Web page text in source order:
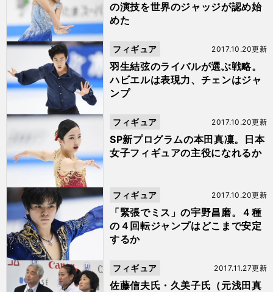
の演技を世界のジャッジが認め始
めた
羽生結弦のライバルが選ぶ戦略。
ハビエルは表現力、チェンはジャ
ンプ
2017.10.20更新
フィギュア
SP新プログラムの本田真凜。日本
女子フィギュアの主役になれるか
2017.10.20更新
フィギュア
「緊張でミス」の宇野昌磨。４種
の４回転ジャンプはどこまで安定
するか
2017.10.20更新
フィギュア
佐藤信夫氏・久美子氏（元浅田真
2017.11.27更新
フィギュア